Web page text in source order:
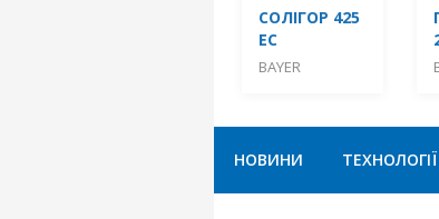
СОЛІГОР 425
ЕС
BAYER
НОВИНИ ТЕХНОЛОГІЇ